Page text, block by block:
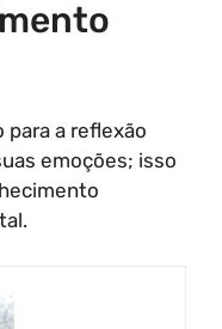
para a reflexão
emoções; isso